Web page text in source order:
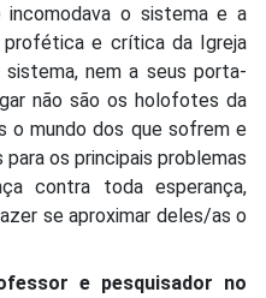
incomodava o sistema e a
profética e crítica da Igreja
nem a seus porta-
não são os holofotes da
o mundo dos que sofrem e
os principais problemas
contra toda esperança,
se aproximar deles/as o
e pesquisador no